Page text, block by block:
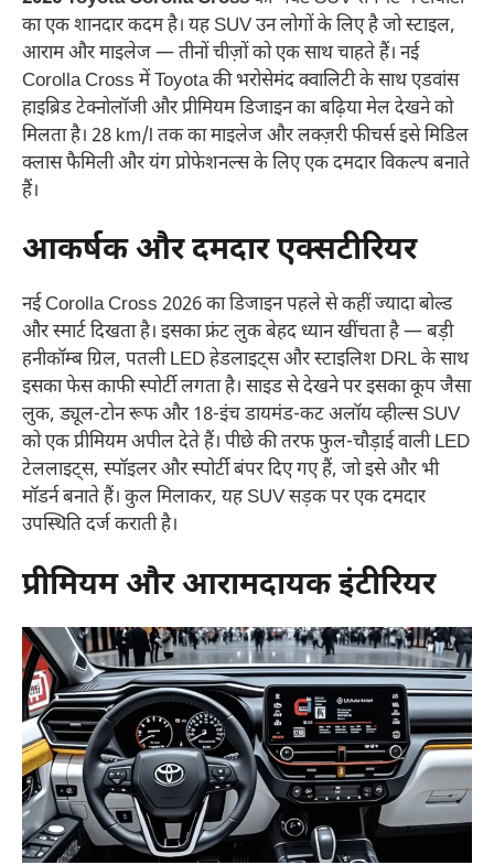
का एक शानदार कदम है। यह SUV उन लोगों के लिए है जो स्टाइल,
आराम और माइलेज — तीनों चीज़ों को एक साथ चाहते हैं। नई
Corolla Cross में Toyota की भरोसेमंद क्वालिटी के साथ एडवांस
हाइब्रिड टेक्नोलॉजी और प्रीमियम डिजाइन का बढ़िया मेल देखने को
मिलता है। 28 km/l तक का माइलेज और लक्ज़री फीचर्स इसे मिडिल
क्लास फैमिली और यंग प्रोफेशनल्स के लिए एक दमदार विकल्प बनाते
हैं।
आकर्षक और दमदार एक्सटीरियर
नई Corolla Cross 2026 का डिजाइन पहले से कहीं ज्यादा बोल्ड
और स्मार्ट दिखता है। इसका फ्रंट लुक बेहद ध्यान खींचता है — बड़ी
हनीकॉम्ब ग्रिल, पतली LED हेडलाइट्स और स्टाइलिश DRL के साथ
इसका फेस काफी स्पोर्टी लगता है। साइड से देखने पर इसका कूप जैसा
लुक, ड्यूल-टोन रूफ और 18-इंच डायमंड-कट अलॉय व्हील्स SUV
को एक प्रीमियम अपील देते हैं। पीछे की तरफ फुल-चौड़ाई वाली LED
टेललाइट्स, स्पॉइलर और स्पोर्टी बंपर दिए गए हैं, जो इसे और भी
मॉडर्न बनाते हैं। कुल मिलाकर, यह SUV सड़क पर एक दमदार
उपस्थिति दर्ज कराती है।
प्रीमियम और आरामदायक इंटीरियर